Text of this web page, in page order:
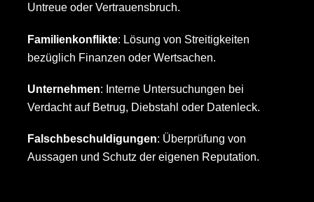
Untreue oder Vertrauensbruch.
Familienkonflikte: Lösung von Streitigkeiten
bezüglich Finanzen oder Wertsachen.
Unternehmen: Interne Untersuchungen bei
Verdacht auf Betrug, Diebstahl oder Datenleck.
Falschbeschuldigungen: Überprüfung von
Aussagen und Schutz der eigenen Reputation.